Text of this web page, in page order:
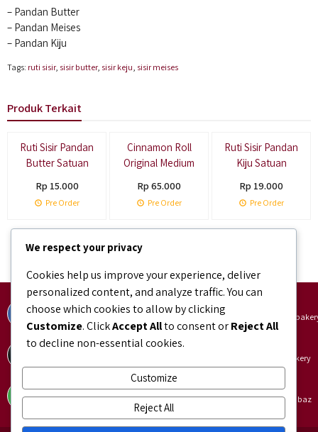
– Pandan Butter
– Pandan Meises
– Pandan Kiju
Tags: ruti sisir, sisir butter, sisir keju sisir meises
Produk Terkait
Ruti Sisir Pandan
Butter Satuan
Rp 15.000
Pre Order
Cinnamon Roll
Original Medium
Rp 65.000
Pre Order
Ruti Sisir Pandan
Kiju Satuan
Rp 19.000
Pre Order
Facebook Instagram
instagram.com/
TikTok
shopee.co.id/bundajoeli.bakery
Tokopedia
tokopedia.link/bundajoelibakery
Blibli
blibli.onelink.me/GNtk/f8urhbaz
We respect your privacy
Cookies help us improve your experience, deliver
personalized content, and analyze traffic. You can
choose which cookies to allow by clicking
Customize. ClickAccept Allto consent orReject All
to decline non-essential cookies.
Customize
Reject All